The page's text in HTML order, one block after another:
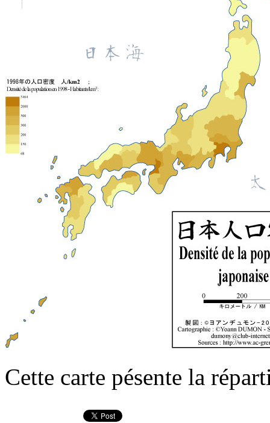
Cette carte pésente la